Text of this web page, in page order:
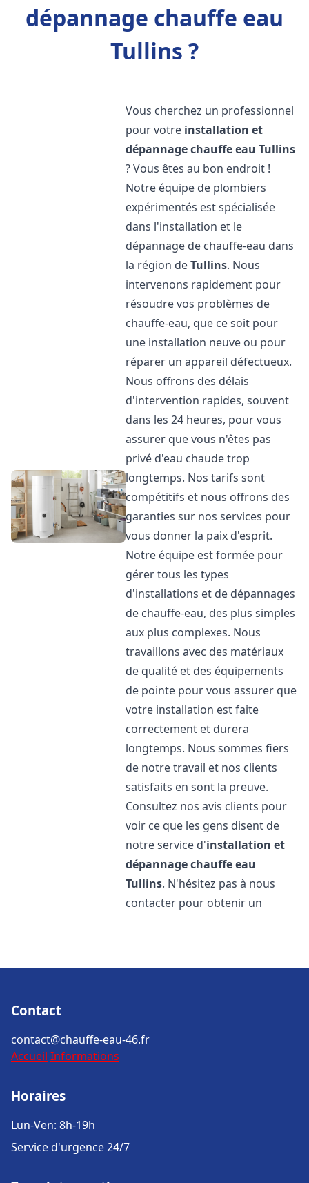
dépannage chauffe eau
Tullins ?
Vous cherchez un professionnel
pour votre installation et
dépannage chauffe eau Tullins
? Vous êtes au bon endroit !
Notre équipe de plombiers
expérimentés est spécialisée
dans l'installation et le
dépannage de chauffe-eau dans
la région deTullins. Nous
intervenons rapidement pour
résoudre vos problèmes de
chauffe-eau, que ce soit pour
une installation neuve ou pour
réparer un appareil défectueux.
Nous offrons des délais
d'intervention rapides, souvent
dans les 24 heures, pour vous
assurer que vous n'êtes pas
privé d'eau chaude trop
longtemps. Nos tarifs sont
compétitifs et nous offrons des
garanties sur nos services pour
vous donner la paix d'esprit.
Notre équipe est formée pour
gérer tous les types
d'installations et de dépannages
de chauffe-eau, des plus simples
aux plus complexes. Nous
travaillons avec des matériaux
de qualité et des équipements
de pointe pour vous assurer que
votre installation est faite
correctement et durera
longtemps. Nous sommes fiers
de notre travail et nos clients
satisfaits en sont la preuve.
Consultez nos avis clients pour
voir ce que les gens disent de
notre service d'installation et
dépannage chauffe eau
Tullins. N'hésitez pas à nous
contacter pour obtenir un
Contact
contact@chauffe-eau-46.fr
Accueil Informations
Horaires
Lun-Ven: 8h-19h
Service d'urgence 24/7